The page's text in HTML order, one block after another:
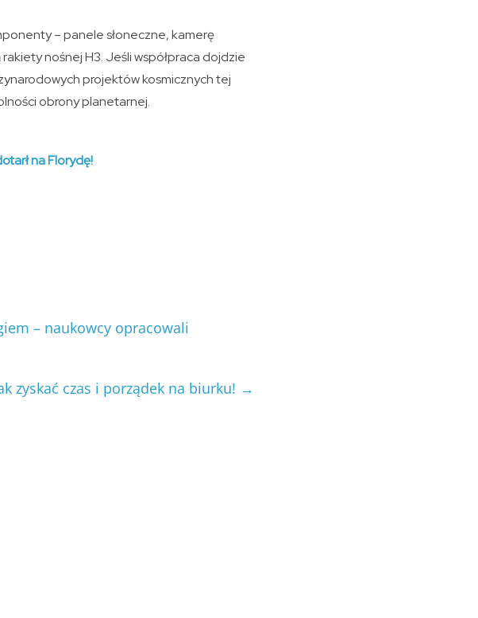
– panele słoneczne, kamerę
nośnej H3. Jeśli współpraca dojdzie
projektów kosmicznych tej
obrony planetarnej.
na Florydę!
– naukowcy opracowali
zyskać czas i porządek na biurku! →